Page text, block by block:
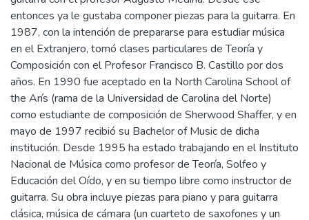
entonces ya le gustaba componer piezas para la guitarra. En
1987, con la intención de prepararse para estudiar música
en el Extranjero, tomó clases particulares de Teoría y
Composición con el Profesor Francisco B. Castillo por dos
años. En 1990 fue aceptado en la North Carolina School of
the Arís (rama de la Universidad de Carolina del Norte)
como estudiante de composición de Sherwood Shaffer, y en
mayo de 1997 recibió su Bachelor of Music de dicha
institución. Desde 1995 ha estado trabajando en el Instituto
Nacional de Música como profesor de Teoría, Solfeo y
Educación del Oído, y en su tiempo libre como instructor de
guitarra. Su obra incluye piezas para piano y para guitarra
clásica, música de cámara (un cuarteto de saxofones y un